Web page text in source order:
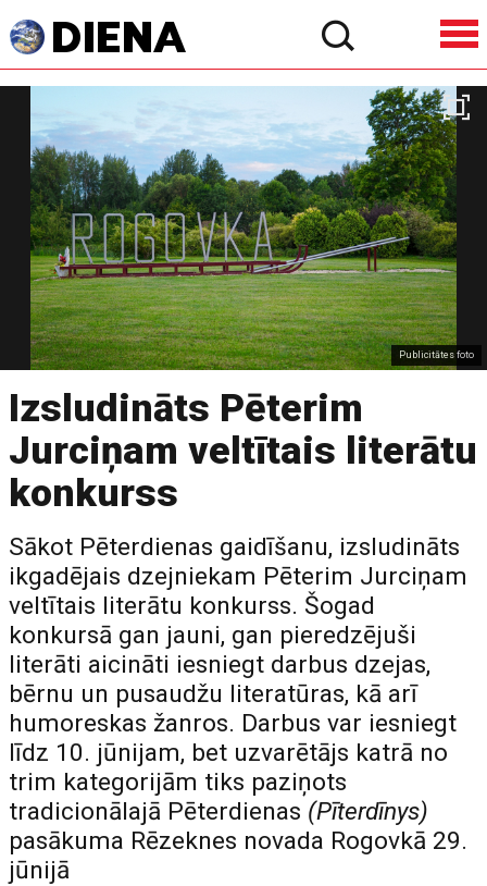
Publicitātes foto
Izsludināts Pēterim
Jurciņam veltītais literātu
konkurss
Sākot Pēterdienas gaidīšanu, izsludināts
ikgadējais dzejniekam Pēterim Jurciņam
veltītais literātu konkurss. Šogad
konkursā gan jauni, gan pieredzējuši
literāti aicināti iesniegt darbus dzejas,
bērnu un pusaudžu literatūras, kā arī
humoreskas žanros. Darbus var iesniegt
līdz 10. jūnijam, bet uzvarētājs katrā no
trim kategorijām tiks paziņots
tradicionālajā Pēterdienas (Pīterdīnys)
pasākuma Rēzeknes novada Rogovkā 29.
jūnijā